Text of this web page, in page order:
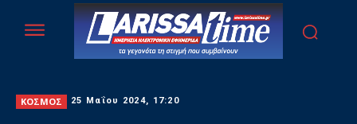
ΚΟΣΜΟΣ 25 Μαΐου 2024, 17:20